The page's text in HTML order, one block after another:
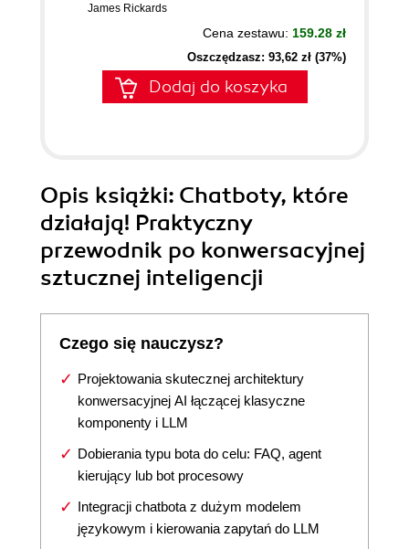
James Rickards
Cena zestawu: 159.28 zł
Oszczędzasz: 93,62 zł (37%)
Dodaj do koszyka
Opis książki: Chatboty, które
działają! Praktyczny
przewodnik po konwersacyjnej
sztucznej inteligencji
Czego się nauczysz?
Projektowania skutecznej architektury
konwersacyjnej AI łączącej klasyczne
komponenty i LLM
Dobierania typu bota do celu: FAQ, agent
kierujący lub bot procesowy
Integracji chatbota z dużym modelem
językowym i kierowania zapytań do LLM